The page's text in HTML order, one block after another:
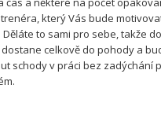
který Vás bude
to sami pro sebe, takže
celkově do pohody a
schody v práci bez zadýchání